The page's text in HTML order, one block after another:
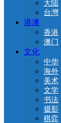
大陆
台灣
港澳
香港
澳门
文化
中华
海外
美术
文学
书法
摄影
棋弈